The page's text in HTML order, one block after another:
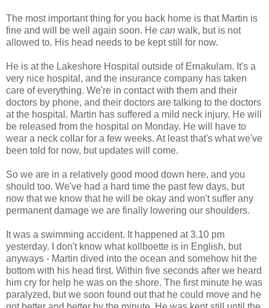
The most important thing for you back home is that Martin is
fine and will be well again soon. He can walk, but is not
allowed to. His head needs to be kept still for now.
He is at the Lakeshore Hospital outside of Ernakulam. It's a
very nice hospital, and the insurance company has taken
care of everything. We're in contact with them and their
doctors by phone, and their doctors are talking to the doctors
at the hospital. Martin has suffered a mild neck injury. He will
be released from the hospital on Monday. He will have to
wear a neck collar for a few weeks. At least that's what we've
been told for now, but updates will come.
So we are in a relatively good mood down here, and you
should too. We've had a hard time the past few days, but
now that we know that he will be okay and won't suffer any
permanent damage we are finally lowering our shoulders.
It was a swimming accident. It happened at 3.10 pm
yesterday. I don't know what kollboette is in English, but
anyways - Martin dived into the ocean and somehow hit the
bottom with his head first. Within five seconds after we heard
him cry for help he was on the shore. The first minute he was
paralyzed, but we soon found out that he could move and he